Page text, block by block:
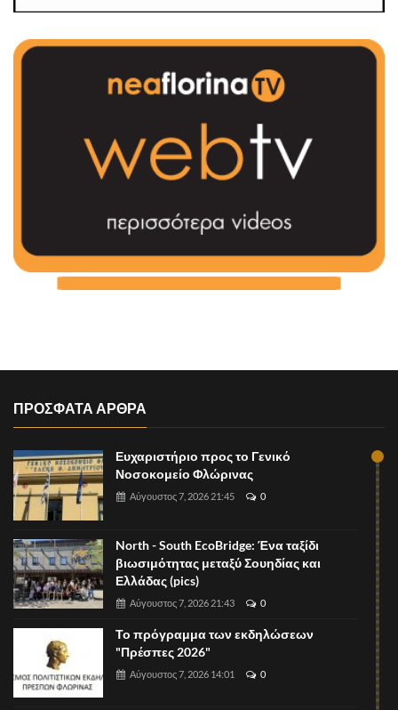
ΠΡΟΣΦΑΤΑ ΑΡΘΡΑ
Ευχαριστήριο προς το Γενικό
Νοσοκομείο Φλώρινας
Αύγουστος 7, 2026 21:45 0
North - South EcoBridge: Ένα ταξίδι
βιωσιμότητας μεταξύ Σουηδίας και
Ελλάδας (pics)
Αύγουστος 7, 2026 21:43 0
Το πρόγραμμα των εκδηλώσεων
"Πρέσπες 2026"
Αύγουστος 7, 2026 14:01 0